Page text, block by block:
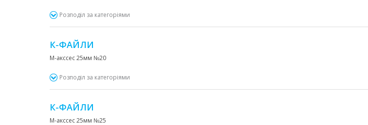
Розподіл за категоріями
К-ФАЙЛИ
М-акссес 25мм №20
Розподіл за категоріями
К-ФАЙЛИ
М-акссес 25мм №25